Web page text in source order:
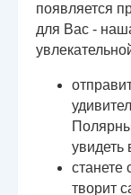
появляется
для Вас -
увидеть
станете
творит